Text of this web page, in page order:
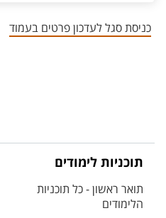
כניסת סגל לעדכון פרטים בעמוד
תוכניות לימודים
תואר ראשון - כל תוכניות
הלימודים